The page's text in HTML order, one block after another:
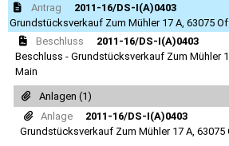
Antrag
2011-16/DS-I(A)0403
Grundstücksverkauf Zum Mühler 17 A, 63075
Beschluss
2011-16/DS-I(A)0403
Beschluss - Grundstücksverkauf Zum Mühler
Main
Anlagen (1)
Anlage
2011-16/DS-I(A)0403
Grundstücksverkauf Zum Mühler 17 A,